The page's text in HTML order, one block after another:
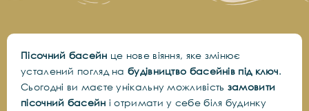
Пісочний басейн це нове віяння, яке змінює
усталений погляд набудівництво басейнів під ключ.
Сьогодні ви маєте унікальну можливість замовити
пісочний басейн і отримати у себе біля будинку